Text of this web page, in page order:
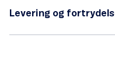
Levering og